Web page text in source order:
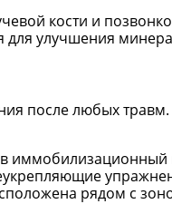
кости и
для улучшения
после любых
рядом с